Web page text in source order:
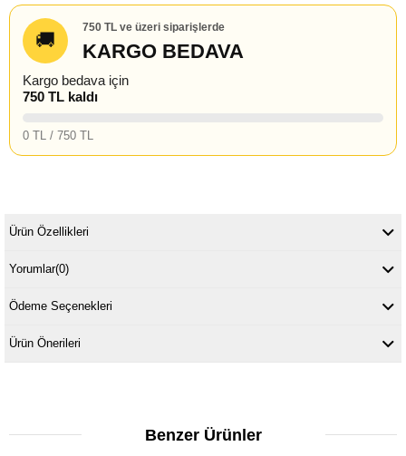
🚚
750 TL ve üzeri siparişlerde
KARGO BEDAVA
Kargo bedava için
750 TL kaldı
0 TL / 750 TL
Ürün Özellikleri
Yorumlar(0)
Ödeme Seçenekleri
Ürün Önerileri
Benzer Ürünler